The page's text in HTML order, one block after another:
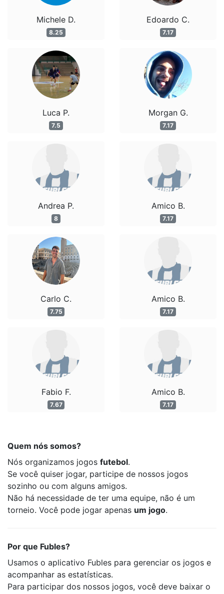
Michele D.
8.25
Luca P.
7.5
Andrea P.
8
Carlo C.
7.75
Fabio F.
7.67
Edoardo C.
7.17
Morgan G.
7.17
Amico B.
7.17
Amico B.
7.17
Amico B.
7.17
Quem nós somos?
Nós organizamos jogos futebol.
Se você quiser jogar, participe de nossos jogos
sozinho ou com alguns amigos.
Não há necessidade de ter uma equipe, não é um
torneio. Você pode jogar apenas um jogo.
Por que Fubles?
Usamos o aplicativo Fubles para gerenciar os jogos e
acompanhar as estatísticas.
Para participar dos nossos jogos, você deve baixar o